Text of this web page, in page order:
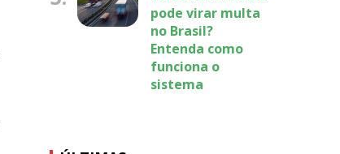
pode virar multa
no Brasil?
Entenda como
funciona o
sistema